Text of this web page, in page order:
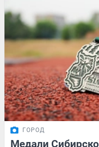
ГОРОД
Медали